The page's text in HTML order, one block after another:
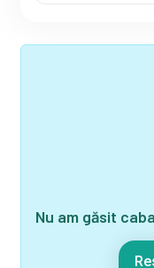
Nu am găsit